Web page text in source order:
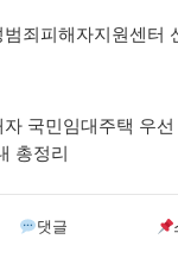
죄피해자지원센터
국민임대주택 우
총정리
학금 지원 신청 방법
댓글